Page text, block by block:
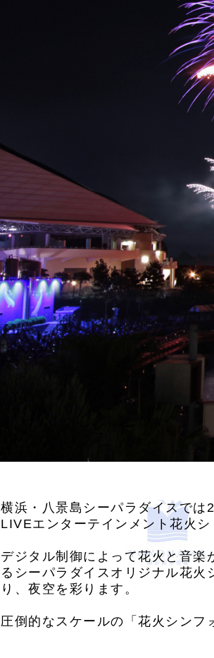
横浜・八景島シーパラダイスで
LIVEエンターテインメント花火
デジタル制御によって花火と音
るシーパラダイスオリジナル花
り、夜空を彩ります。
圧倒的なスケールの「花火シンフ